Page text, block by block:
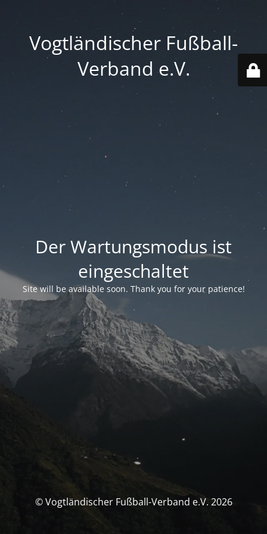
Vogtländischer Fußball-
Verband e.V.
Der Wartungsmodus ist
eingeschaltet
Site will be available soon. Thank you for your patience!
© Vogtländischer Fußball-Verband e.V. 2026